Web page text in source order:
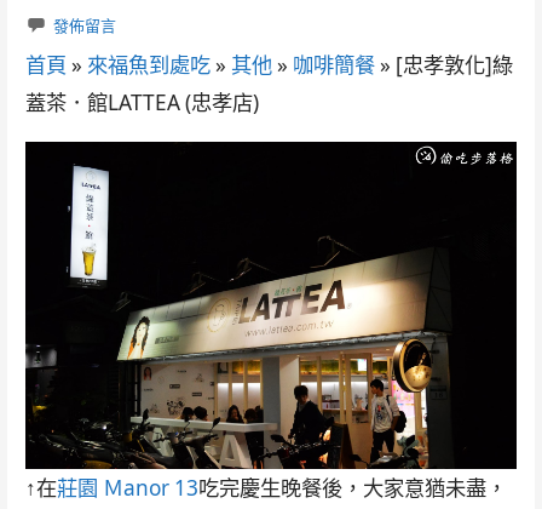
發佈留言
首頁 » 來福魚到處吃» 其他» 咖啡簡餐» [忠孝敦化]綠
蓋茶．館LATTEA (忠孝店)
↑在莊園 Ｍanor 13吃完慶生晚餐後，大家意猶未盡，